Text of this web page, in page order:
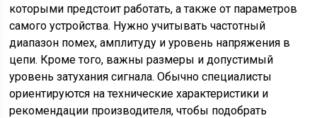
которыми предстоит работать, а также от параметров
самого устройства. Нужно учитывать частотный
диапазон помех, амплитуду и уровень напряжения в
цепи. Кроме того, важны размеры и допустимый
уровень затухания сигнала. Обычно специалисты
ориентируются на технические характеристики и
рекомендации производителя, чтобы подобрать